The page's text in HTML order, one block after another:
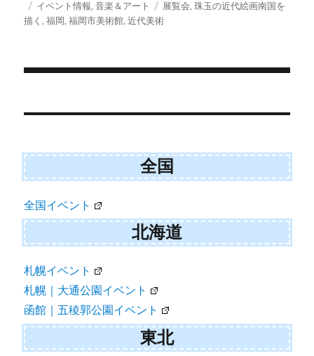
t
)
o
l
投
稿
カ
テ
イベント情報,音楽＆アート
タ
グ
展覧会,珠玉の近代絵画南国を
描く ,福岡,福岡市美術館,近代美術
稿
ナ
ビ
ゲ
ー
シ
ョ
ン
全国
全国イベント
北海道
札幌イベント
札幌｜大通公園イベント
函館｜五稜郭公園イベント
東北